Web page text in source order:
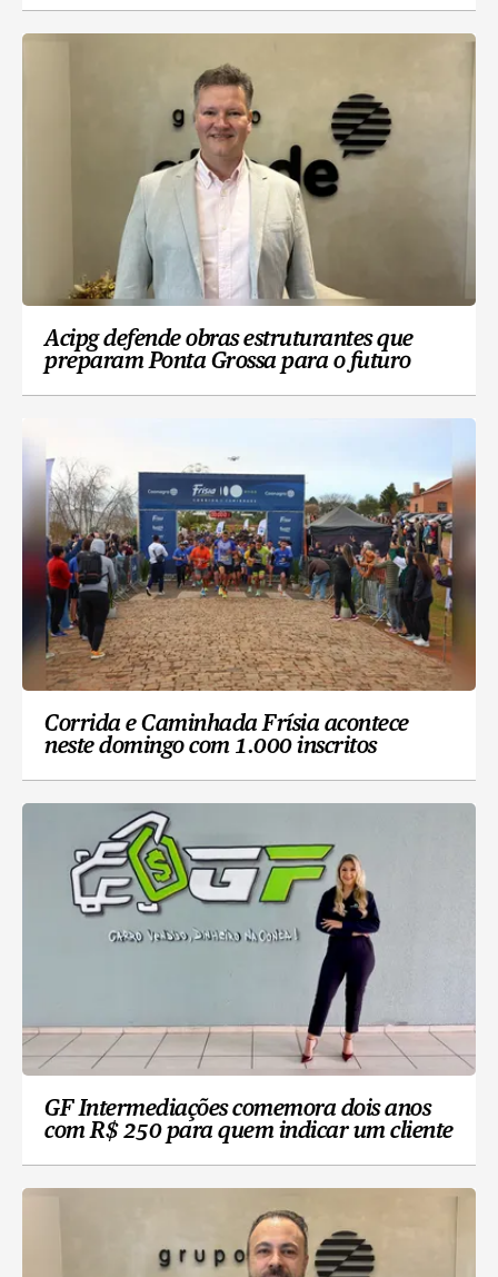
Acipg defende obras estruturantes que
preparam Ponta Grossa para o futuro
Corrida e Caminhada Frísia acontece
neste domingo com 1.000 inscritos
GF Intermediações comemora dois anos
com R$ 250 para quem indicar um cliente